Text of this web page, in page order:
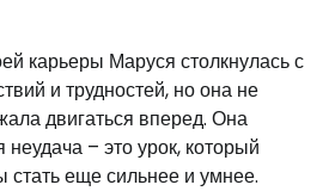
карьеры Маруся столкнулась с
и трудностей, но она не
двигаться вперед. Она
неудача – это урок, который
стать еще сильнее и умнее.